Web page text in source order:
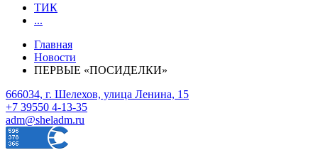
ТИК
...
Главная
Новости
ПЕРВЫЕ «ПОСИДЕЛКИ»
666034, г. Шелехов, улица Ленина, 15
+7 39550 4-13-35
adm@sheladm.ru